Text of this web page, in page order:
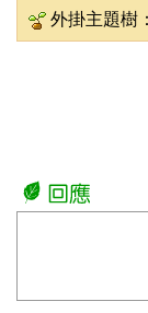
外掛主題樹：